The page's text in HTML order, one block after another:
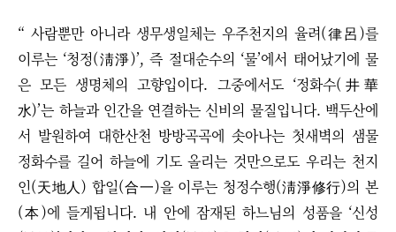
“ 사람뿐만 아니라 생무생일체는 우주천지의 율려(律呂)를
이루는 ‘청정(淸淨)’, 즉 절대순수의 ‘물’에서 태어났기에 물
은 모든 생명체의 고향입이다. 그중에서도 ‘정화수(井華
水)’는 하늘과 인간을 연결하는 신비의 물질입니다. 백두산에
서 발원하여 대한산천 방방곡곡에 솟아나는 첫새벽의 샘물
정화수를 길어 하늘에 기도 올리는 것만으로도 우리는 천지
인(天地人) 합일(合一)을 이루는 청정수행(淸淨修行)의 본
(本)에 들게됩니다. 내 안에 잠재된 하느님의 성품을 ‘신성